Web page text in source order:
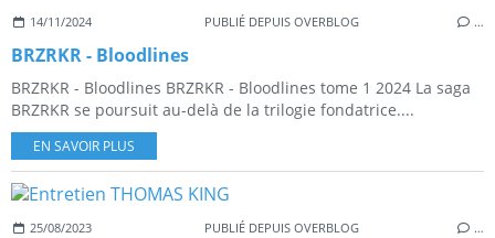
14/11/2024 PUBLIÉ DEPUIS OVERBLOG …
BRZRKR - Bloodlines
BRZRKR - Bloodlines BRZRKR - Bloodlines tome 1 2024 La saga
BRZRKR se poursuit au-delà de la trilogie fondatrice....
EN SAVOIR PLUS
25/08/2023 PUBLIÉ DEPUIS OVERBLOG …